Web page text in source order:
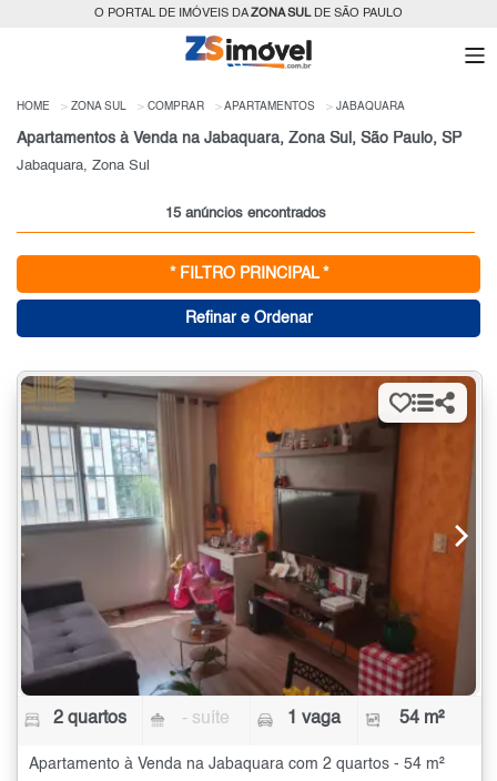
O PORTAL DE IMÓVEIS DAZONA SULDE SÃO PAULO
HOME ZONA SUL COMPRAR APARTAMENTOS JABAQUARA
Apartamentos à Venda na Jabaquara, Zona Sul, São Paulo, SP
Jabaquara, Zona Sul
15 anúncios encontrados
* FILTRO PRINCIPAL *
Refinar e Ordenar
2 quartos - suíte 1 vaga 54 m²
Apartamento à Venda na Jabaquara com 2 quartos - 54 m²